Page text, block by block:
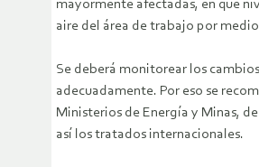
mayormente afectadas, en qué
aire del área de trabajo por
Se deberá monitorear los
adecuadamente. Por eso se
Ministerios de Energía y Minas,
así los tratados internacionales.